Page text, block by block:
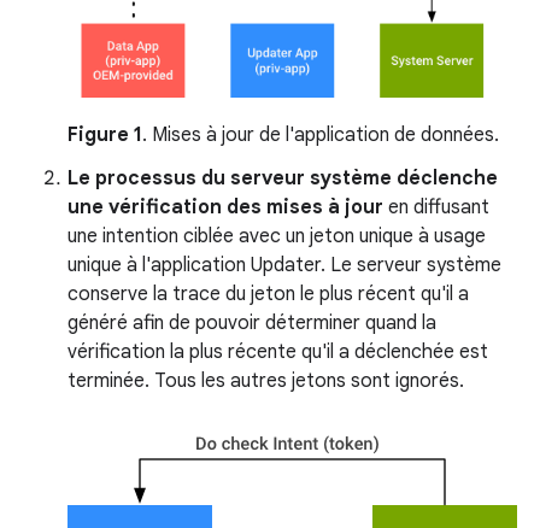
Figure 1. Mises à jour de l'application de données.
Le processus du serveur système déclenche
une vérification des mises à jour en diffusant
une intention ciblée avec un jeton unique à usage
unique à l'application Updater. Le serveur système
conserve la trace du jeton le plus récent qu'il a
généré afin de pouvoir déterminer quand la
vérification la plus récente qu'il a déclenchée est
terminée. Tous les autres jetons sont ignorés.